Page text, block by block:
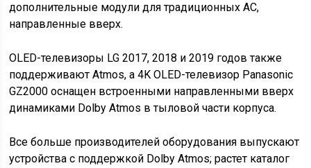
дополнительные модули для традиционных АС,
направленные вверх.
OLED-телевизоры LG 2017, 2018 и 2019 годов также
поддерживают Atmos, а 4K OLED-телевизор Panasonic
GZ2000 оснащен встроенными направленными вверх
динамиками Dolby Atmos в тыловой части корпуса.
Все больше производителей оборудования выпускают
устройства с поддержкой Dolby Atmos; растет каталог